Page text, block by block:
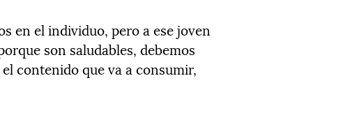
en el individuo, pero a ese joven
son saludables, debemos
contenido que va a consumir,